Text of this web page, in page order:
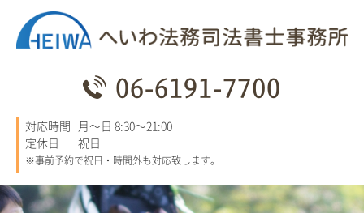
06-6191-7700
対応時間 月～日 8:30～21:00
定休日
祝日
※事前予約で祝日・時間外も対応致します。